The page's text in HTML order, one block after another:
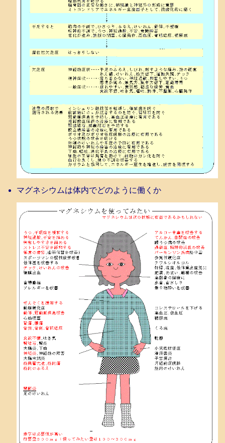
マグネシウムは体内でどのように働くか